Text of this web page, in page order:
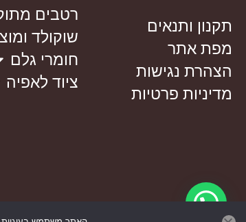
תקנון ותנאים
מפת אתר
הצהרת נגישות
מדיניות פרטיות
רטבים
שוקולד
חומרי גלם
ציוד לאפיה